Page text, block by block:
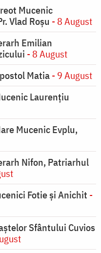
Mucenic
Vlad Roșu - 8 August
Emilian
- 8 August
Matia- 9 August
Laurențiu
Mucenic Evplu,
Nifon, Patriarhul
Fotie și Anichit -
Sfântului Cuvios